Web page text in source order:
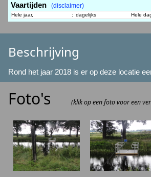
Vaartijden (disclaimer)
Hele jaar, : dagelijks Hele
Beschrijving
Rond het jaar 2018 is er op deze locatie
Foto's (klik op een foto voor een